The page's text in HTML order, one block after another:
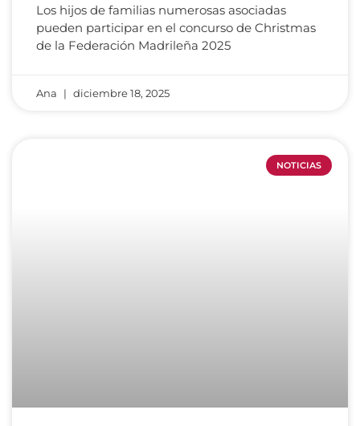
Los hijos de familias numerosas asociadas
pueden participar en el concurso de Christmas
de la Federación Madrileña 2025
Ana diciembre 18, 2025
NOTICIAS